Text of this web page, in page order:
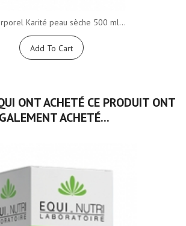
Karité peau sèche 500 ml...
Add To Cart
ONT ACHETÉ CE PRODUIT ONT
ACHETÉ...